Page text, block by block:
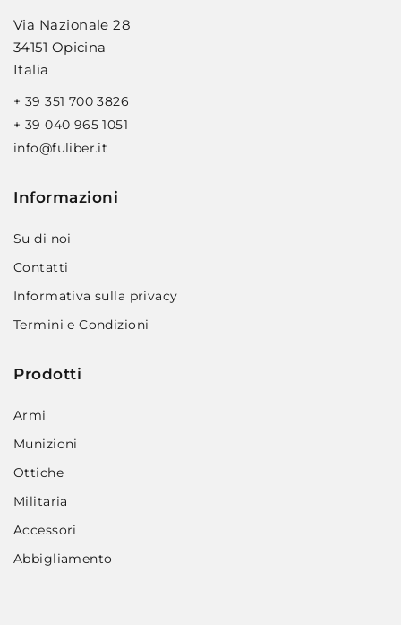
Via Nazionale 28
34151 Opicina
Italia
+ 39 351 700 3826
+ 39 040 965 1051
info@fuliber.it
Informazioni
Su di noi
Contatti
Informativa sulla privacy
Termini e Condizioni
Prodotti
Armi
Munizioni
Ottiche
Militaria
Accessori
Abbigliamento